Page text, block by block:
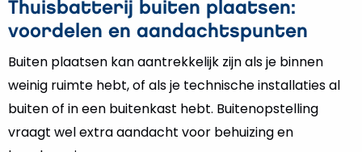
Thuisbatterij buiten plaatsen:
voordelen en aandachtspunten
Buiten plaatsen kan aantrekkelijk zijn als je binnen
weinig ruimte hebt, of als je technische installaties al
buiten of in een buitenkast hebt. Buitenopstelling
vraagt wel extra aandacht voor behuizing en